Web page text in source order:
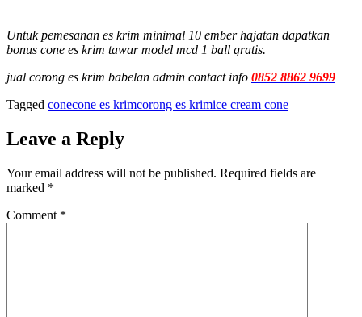
Untuk pemesanan es krim minimal 10 ember hajatan dapatkan
bonus cone es krim tawar model mcd 1 ball gratis.
jual corong es krim babelan admin contact info 0852 8862 9699
Tagged conecone es krimcorong es krimice cream cone
Leave a Reply
Your email address will not be published. Required fields are
marked *
Comment *